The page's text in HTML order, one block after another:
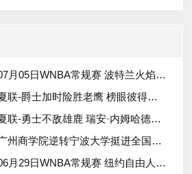
常规赛 波特兰火焰77-72西雅图风暴 全场集锦
时险胜老鹰 榜眼彼得森28分 8号秀弗莱明斯16中4
士不敌雄鹿 瑞安·内姆哈德15分 波士顿17分
转宁波大学挺进全国赛4强 曹梓烽33+8 周乾14+13
常规赛 纽约自由人 67 - 76 金州女武神 集锦